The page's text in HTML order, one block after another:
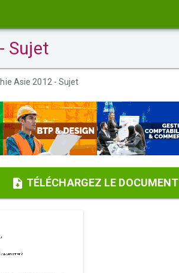
Sujet
Asie 2012 - Sujet
TÉLÉCHARGEZ LE DOCUMENT